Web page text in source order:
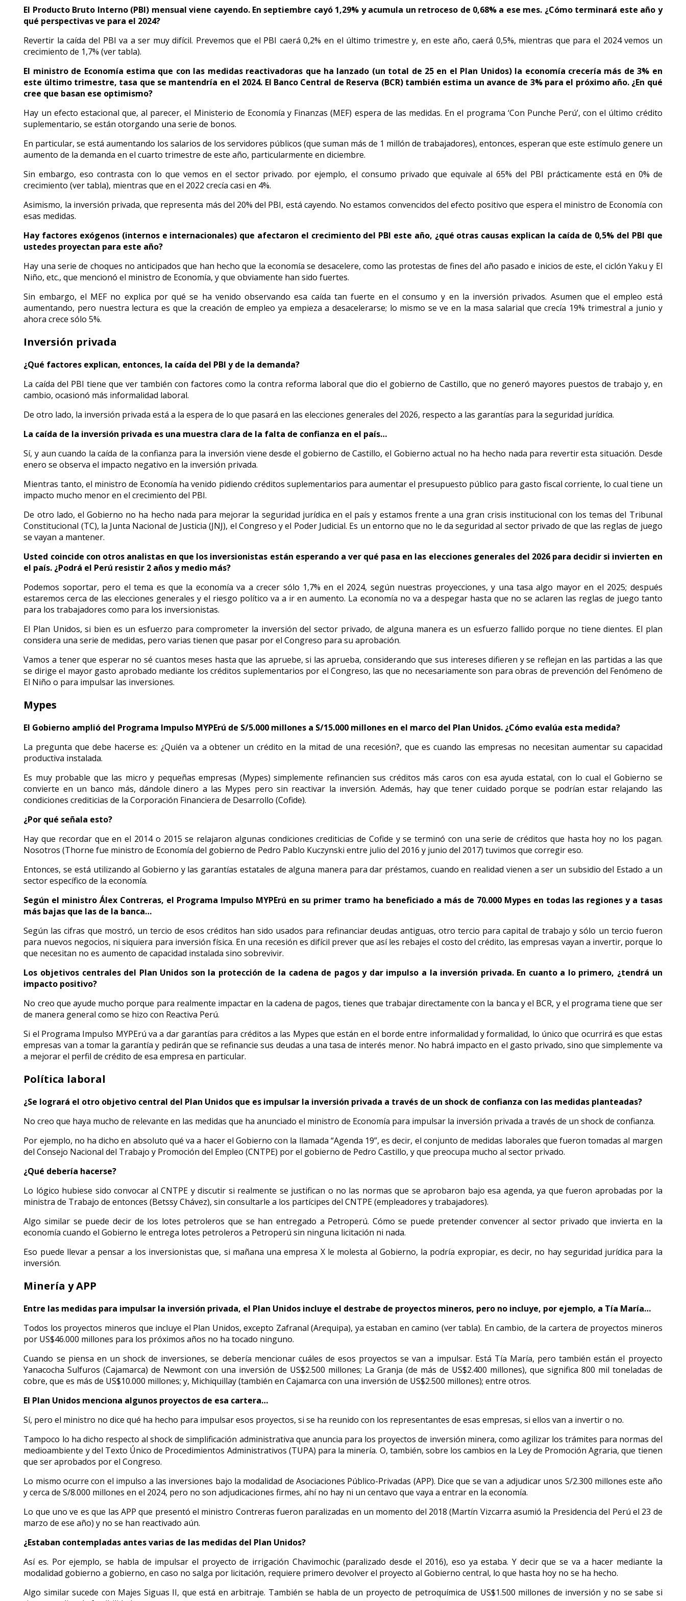
El Producto Bruto Interno (PBI) mensual viene cayendo. En septiembre cayó 1,29% y acumula un retroceso de 0,68% a ese mes. ¿Cómo terminará este año y
qué perspectivas ve para el 2024?
Revertir la caída del PBI va a ser muy difícil. Prevemos que el PBI caerá 0,2% en el último trimestre y, en este año, caerá 0,5%, mientras que para el 2024 vemos un
crecimiento de 1,7% (ver tabla).
El ministro de Economía estima que con las medidas reactivadoras que ha lanzado (un total de 25 en el Plan Unidos) la economía crecería más de 3% en
este último trimestre, tasa que se mantendría en el 2024. El Banco Central de Reserva (BCR) también estima un avance de 3% para el próximo año. ¿En qué
cree que basan ese optimismo?
Hay un efecto estacional que, al parecer, el Ministerio de Economía y Finanzas (MEF) espera de las medidas. En el programa ‘Con Punche Perú’, con el último crédito
suplementario, se están otorgando una serie de bonos.
En particular, se está aumentando los salarios de los servidores públicos (que suman más de 1 millón de trabajadores), entonces, esperan que este estímulo genere un
aumento de la demanda en el cuarto trimestre de este año, particularmente en diciembre.
Sin embargo, eso contrasta con lo que vemos en el sector privado. por ejemplo, el consumo privado que equivale al 65% del PBI prácticamente está en 0% de
crecimiento (ver tabla), mientras que en el 2022 crecía casi en 4%.
Asimismo, la inversión privada, que representa más del 20% del PBI, está cayendo. No estamos convencidos del efecto positivo que espera el ministro de Economía con
esas medidas.
Hay factores exógenos (internos e internacionales) que afectaron el crecimiento del PBI este año, ¿qué otras causas explican la caída de 0,5% del PBI que
ustedes proyectan para este año?
Hay una serie de choques no anticipados que han hecho que la economía se desacelere, como las protestas de fines del año pasado e inicios de este, el ciclón Yaku y El
Niño, etc., que mencionó el ministro de Economía, y que obviamente han sido fuertes.
Sin embargo, el MEF no explica por qué se ha venido observando esa caída tan fuerte en el consumo y en la inversión privados. Asumen que el empleo está
aumentando, pero nuestra lectura es que la creación de empleo ya empieza a desacelerarse; lo mismo se ve en la masa salarial que crecía 19% trimestral a junio y
ahora crece sólo 5%.
Inversión privada
¿Qué factores explican, entonces, la caída del PBI y de la demanda?
La caída del PBI tiene que ver también con factores como la contra reforma laboral que dio el gobierno de Castillo, que no generó mayores puestos de trabajo y, en
cambio, ocasionó más informalidad laboral.
De otro lado, la inversión privada está a la espera de lo que pasará en las elecciones generales del 2026, respecto a las garantías para la seguridad jurídica.
La caída de la inversión privada es una muestra clara de la falta de confianza en el país…
Sí, y aun cuando la caída de la confianza para la inversión viene desde el gobierno de Castillo, el Gobierno actual no ha hecho nada para revertir esta situación. Desde
enero se observa el impacto negativo en la inversión privada.
Mientras tanto, el ministro de Economía ha venido pidiendo créditos suplementarios para aumentar el presupuesto público para gasto fiscal corriente, lo cual tiene un
impacto mucho menor en el crecimiento del PBI.
De otro lado, el Gobierno no ha hecho nada para mejorar la seguridad jurídica en el país y estamos frente a una gran crisis institucional con los temas del Tribunal
Constitucional (TC), la Junta Nacional de Justicia (JNJ), el Congreso y el Poder Judicial. Es un entorno que no le da seguridad al sector privado de que las reglas de juego
se vayan a mantener.
Usted coincide con otros analistas en que los inversionistas están esperando a ver qué pasa en las elecciones generales del 2026 para decidir si invierten en
el país. ¿Podrá el Perú resistir 2 años y medio más?
Podemos soportar, pero el tema es que la economía va a crecer sólo 1,7% en el 2024, según nuestras proyecciones, y una tasa algo mayor en el 2025; después
estaremos cerca de las elecciones generales y el riesgo político va a ir en aumento. La economía no va a despegar hasta que no se aclaren las reglas de juego tanto
para los trabajadores como para los inversionistas.
El Plan Unidos, si bien es un esfuerzo para comprometer la inversión del sector privado, de alguna manera es un esfuerzo fallido porque no tiene dientes. El plan
considera una serie de medidas, pero varias tienen que pasar por el Congreso para su aprobación.
Vamos a tener que esperar no sé cuantos meses hasta que las apruebe, si las aprueba, considerando que sus intereses difieren y se reflejan en las partidas a las que
se dirige el mayor gasto aprobado mediante los créditos suplementarios por el Congreso, las que no necesariamente son para obras de prevención del Fenómeno de
El Niño o para impulsar las inversiones.
Mypes
El Gobierno amplió del Programa Impulso MYPErú de S/5.000 millones a S/15.000 millones en el marco del Plan Unidos. ¿Cómo evalúa esta medida?
La pregunta que debe hacerse es: ¿Quién va a obtener un crédito en la mitad de una recesión?, que es cuando las empresas no necesitan aumentar su capacidad
productiva instalada.
Es muy probable que las micro y pequeñas empresas (Mypes) simplemente refinancien sus créditos más caros con esa ayuda estatal, con lo cual el Gobierno se
convierte en un banco más, dándole dinero a las Mypes pero sin reactivar la inversión. Además, hay que tener cuidado porque se podrían estar relajando las
condiciones crediticias de la Corporación Financiera de Desarrollo (Cofide).
¿Por qué señala esto?
Hay que recordar que en el 2014 o 2015 se relajaron algunas condiciones crediticias de Cofide y se terminó con una serie de créditos que hasta hoy no los pagan.
Nosotros (Thorne fue ministro de Economía del gobierno de Pedro Pablo Kuczynski entre julio del 2016 y junio del 2017) tuvimos que corregir eso.
Entonces, se está utilizando al Gobierno y las garantías estatales de alguna manera para dar préstamos, cuando en realidad vienen a ser un subsidio del Estado a un
sector específico de la economía.
Según el ministro Álex Contreras, el Programa Impulso MYPErú en su primer tramo ha beneficiado a más de 70.000 Mypes en todas las regiones y a tasas
más bajas que las de la banca…
Según las cifras que mostró, un tercio de esos créditos han sido usados para refinanciar deudas antiguas, otro tercio para capital de trabajo y sólo un tercio fueron
para nuevos negocios, ni siquiera para inversión física. En una recesión es difícil prever que así les rebajes el costo del crédito, las empresas vayan a invertir, porque lo
que necesitan no es aumento de capacidad instalada sino sobrevivir.
Los objetivos centrales del Plan Unidos son la protección de la cadena de pagos y dar impulso a la inversión privada. En cuanto a lo primero, ¿tendrá un
impacto positivo?
No creo que ayude mucho porque para realmente impactar en la cadena de pagos, tienes que trabajar directamente con la banca y el BCR, y el programa tiene que ser
de manera general como se hizo con Reactiva Perú.
Si el Programa Impulso MYPErú va a dar garantías para créditos a las Mypes que están en el borde entre informalidad y formalidad, lo único que ocurrirá es que estas
empresas van a tomar la garantía y pedirán que se refinancie sus deudas a una tasa de interés menor. No habrá impacto en el gasto privado, sino que simplemente va
a mejorar el perfil de crédito de esa empresa en particular.
Política laboral
¿Se logrará el otro objetivo central del Plan Unidos que es impulsar la inversión privada a través de un shock de confianza con las medidas planteadas?
No creo que haya mucho de relevante en las medidas que ha anunciado el ministro de Economía para impulsar la inversión privada a través de un shock de confianza.
Por ejemplo, no ha dicho en absoluto qué va a hacer el Gobierno con la llamada “Agenda 19”, es decir, el conjunto de medidas laborales que fueron tomadas al margen
del Consejo Nacional del Trabajo y Promoción del Empleo (CNTPE) por el gobierno de Pedro Castillo, y que preocupa mucho al sector privado.
¿Qué debería hacerse?
Lo lógico hubiese sido convocar al CNTPE y discutir si realmente se justifican o no las normas que se aprobaron bajo esa agenda, ya que fueron aprobadas por la
ministra de Trabajo de entonces (Betssy Chávez), sin consultarle a los partícipes del CNTPE (empleadores y trabajadores).
Algo similar se puede decir de los lotes petroleros que se han entregado a Petroperú. Cómo se puede pretender convencer al sector privado que invierta en la
economía cuando el Gobierno le entrega lotes petroleros a Petroperú sin ninguna licitación ni nada.
Eso puede llevar a pensar a los inversionistas que, si mañana una empresa X le molesta al Gobierno, la podría expropiar, es decir, no hay seguridad jurídica para la
inversión.
Minería y APP
Entre las medidas para impulsar la inversión privada, el Plan Unidos incluye el destrabe de proyectos mineros, pero no incluye, por ejemplo, a Tía María…
Todos los proyectos mineros que incluye el Plan Unidos, excepto Zafranal (Arequipa), ya estaban en camino (ver tabla). En cambio, de la cartera de proyectos mineros
por US$46.000 millones para los próximos años no ha tocado ninguno.
Cuando se piensa en un shock de inversiones, se debería mencionar cuáles de esos proyectos se van a impulsar. Está Tía María, pero también están el proyecto
Yanacocha Sulfuros (Cajamarca) de Newmont con una inversión de US$2.500 millones; La Granja (de más de US$2.400 millones), que significa 800 mil toneladas de
cobre, que es más de US$10.000 millones; y, Michiquillay (también en Cajamarca con una inversión de US$2.500 millones); entre otros.
El Plan Unidos menciona algunos proyectos de esa cartera…
Sí, pero el ministro no dice qué ha hecho para impulsar esos proyectos, si se ha reunido con los representantes de esas empresas, si ellos van a invertir o no.
Tampoco lo ha dicho respecto al shock de simplificación administrativa que anuncia para los proyectos de inversión minera, como agilizar los trámites para normas del
medioambiente y del Texto Único de Procedimientos Administrativos (TUPA) para la minería. O, también, sobre los cambios en la Ley de Promoción Agraria, que tienen
que ser aprobados por el Congreso.
Lo mismo ocurre con el impulso a las inversiones bajo la modalidad de Asociaciones Público-Privadas (APP). Dice que se van a adjudicar unos S/2.300 millones este año
y cerca de S/8.000 millones en el 2024, pero no son adjudicaciones firmes, ahí no hay ni un centavo que vaya a entrar en la economía.
Lo que uno ve es que las APP que presentó el ministro Contreras fueron paralizadas en un momento del 2018 (Martín Vizcarra asumió la Presidencia del Perú el 23 de
marzo de ese año) y no se han reactivado aún.
¿Estaban contempladas antes varias de las medidas del Plan Unidos?
Así es. Por ejemplo, se habla de impulsar el proyecto de irrigación Chavimochic (paralizado desde el 2016), eso ya estaba. Y decir que se va a hacer mediante la
modalidad gobierno a gobierno, en caso no salga por licitación, requiere primero devolver el proyecto al Gobierno central, lo que hasta hoy no se ha hecho.
Algo similar sucede con Majes Siguas II, que está en arbitraje. También se habla de un proyecto de petroquímica de US$1.500 millones de inversión y no se sabe si